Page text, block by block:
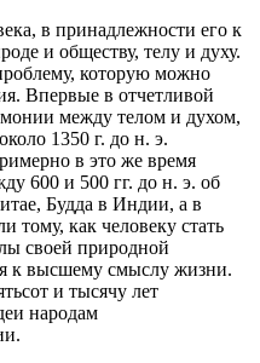
в принадлежности его к
и обществу, телу и духу.
которую можно
Впервые в отчетливой
между телом и духом,
1350 г. до н. э.
в это же время
600 и 500 гг. до н. э. об
Будда в Индии, а в
тому, как человеку стать
своей природной
к высшему смыслу жизни.
и тысячу лет
народам